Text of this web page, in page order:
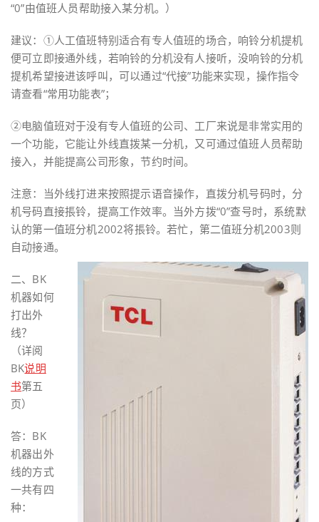
“0”由值班人员帮助接入某分机。）
建议：①人工值班特别适合有专人值班的场合，响铃分机提机
便可立即接通外线，若响铃的分机没有人接听，没响铃的分机
提机希望接进该呼叫，可以通过“代接”功能来实现，操作指令
请查看“常用功能表”；
②电脑值班对于没有专人值班的公司、工厂来说是非常实用的
一个功能，它能让外线直拨某一分机，又可通过值班人员帮助
接入，并能提高公司形象，节约时间。
注意：当外线打进来按照提示语音操作，直拨分机号码时，分
机号码直接掁铃，提高工作效率。当外方拨“0”查号时，系统默
认的第一值班分机2002将掁铃。若忙，第二值班分机2003则
自动接通。
二、BK
机器如何
打出外
线？
（详阅
BK说明
书第五
页）
答：BK
机器出外
线的方式
一共有四
种：